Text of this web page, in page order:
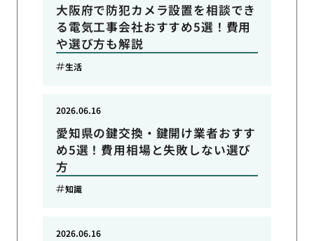
大阪府で防犯カメラ設置を相談でき
る電気工事会社おすすめ5選！費用
や選び方も解説
生活
愛知県の鍵交換・鍵開け業者おすす
め5選！費用相場と失敗しない選び
方
2026.06.16
知識
2026.06.16